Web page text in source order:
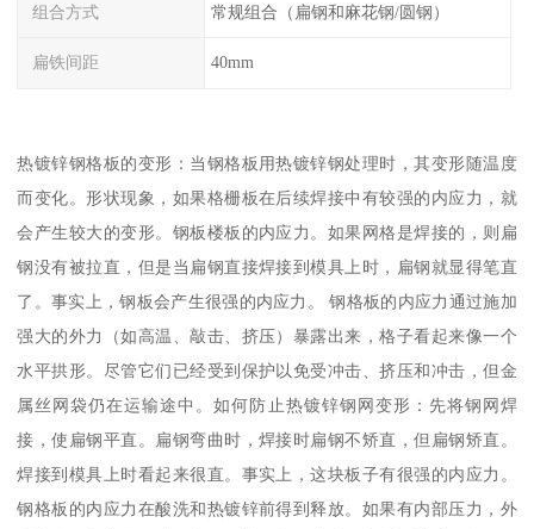
组合方式 常规组合（扁钢和麻花钢/圆钢）
扁铁间距 40mm
热镀锌钢格板的变形：当钢格板用热镀锌钢处理时，其变形随温度
而变化。形状现象，如果格栅板在后续焊接中有较强的内应力，就
会产生较大的变形。钢板楼板的内应力。如果网格是焊接的，则扁
钢没有被拉直，但是当扁钢直接焊接到模具上时，扁钢就显得笔直
了。事实上，钢板会产生很强的内应力。 钢格板的内应力通过施加
强大的外力（如高温、敲击、挤压）暴露出来，格子看起来像一个
水平拱形。尽管它们已经受到保护以免受冲击、挤压和冲击，但金
属丝网袋仍在运输途中。如何防止热镀锌钢网变形：先将钢网焊
接，使扁钢平直。扁钢弯曲时，焊接时扁钢不矫直，但扁钢矫直。
焊接到模具上时看起来很直。事实上，这块板子有很强的内应力。
钢格板的内应力在酸洗和热镀锌前得到释放。如果有内部压力，外